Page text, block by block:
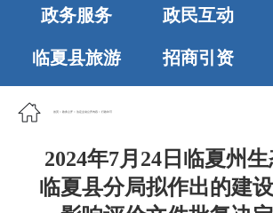
政务服务 政民互动
临夏县旅游 招商引资
首页 政务公开 法定主动公开内容 行政许可
2024年7月24日临夏州
临夏县分局拟作出的建